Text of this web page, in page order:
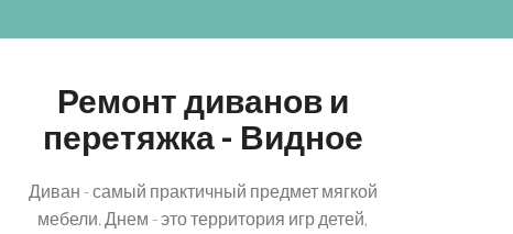
Ремонт диванов и
перетяжка - Видное
Диван - самый практичный предмет мягкой
мебели. Днем - это территория игр детей,